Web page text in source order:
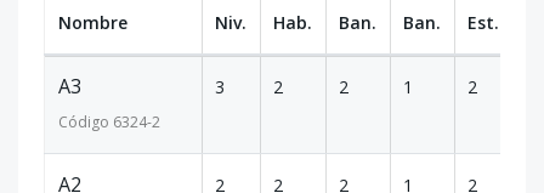
Nombre Niv. Hab. Ban.
Ban.
Est.
A3
Código 6324-2
3 2 2 1 2
A2 2 2 2 1 2